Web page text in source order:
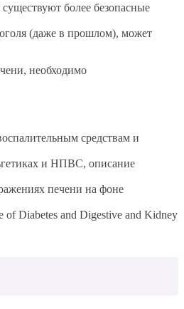
более безопасные
(даже в прошлом), может
необходимо
средствам и
и НПВС, описание
печени на фоне
of Diabetes and Digestive and Kidney